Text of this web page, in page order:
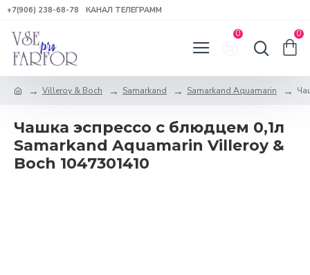
+7(906) 238-68-78 КАНАЛ ТЕЛЕГРАММ
0 0
Villeroy & Boch Samarkand Samarkand Aquamarin
Чашка эспрессо с блюдцем 0,1л
Samarkand Aquamarin Villeroy &
Boch 1047301410